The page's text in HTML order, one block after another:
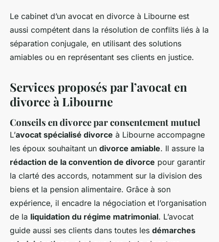
Le cabinet d’un avocat en divorce à Libourne est
aussi compétent dans la résolution de conflits liés à la
séparation conjugale, en utilisant des solutions
amiables ou en représentant ses clients en justice.
Services proposés par l’avocat en
divorce à Libourne
Conseils en divorce par consentement mutuel
L’avocat spécialisé divorce à Libourne accompagne
les époux souhaitant un divorce amiable. Il assure la
rédaction de la convention de divorce pour garantir
la clarté des accords, notamment sur la division des
biens et la pension alimentaire. Grâce à son
expérience, il encadre la négociation et l’organisation
de la liquidation du régime matrimonial. L’avocat
guide aussi ses clients dans toutes les démarches